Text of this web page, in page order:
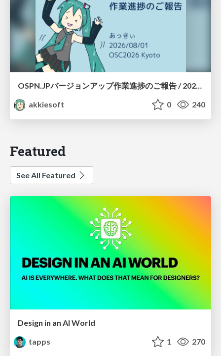
OSPN.JPバージョンアップ作業進捗のご報告 / 20260801-osc26kyoto
akkiesoft
0 240
Featured
See All Featured
Design in an AI World
tapps
1 270